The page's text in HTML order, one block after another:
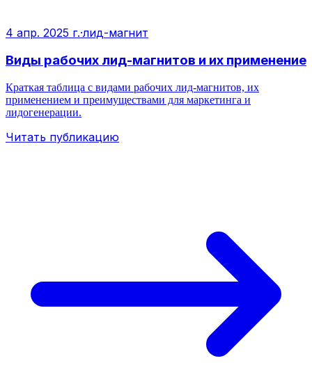
4 апр. 2025 г.·лид-магнит
Виды рабочих лид-магнитов и их применение
Краткая таблица с видами рабочих лид-магнитов, их
применением и преимуществами для маркетинга и
лидогенерации.
Читать публикацию